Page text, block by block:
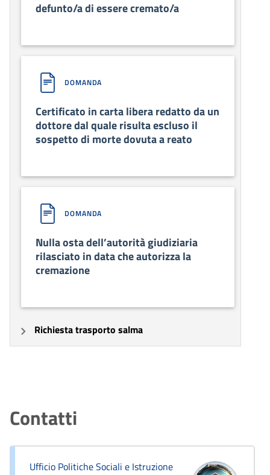
defunto/a di essere cremato/a
DOMANDA
Certificato in carta libera redatto da un
dottore dal quale risulta escluso il
sospetto di morte dovuta a reato
DOMANDA
Nulla osta dell’autorità giudiziaria
rilasciato in data che autorizza la
cremazione
Richiesta trasporto salma
Contatti
Ufficio Politiche Sociali e Istruzione